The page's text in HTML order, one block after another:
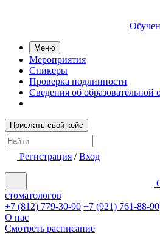
Меню
Мероприятия
Спикеры
Проверка подлинности
Сведения об образовательной
Прислать свой кейс
Регистрация /Вход
стоматологов
+7 (812) 779-30-90 +7 (921) 761-88-90
О нас
Смотреть расписание